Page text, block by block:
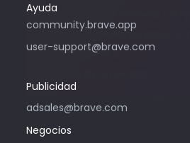
Ayuda
community.brave.app
user-support@brave.com
Publicidad
adsales@brave.com
electrónico si le interesa
publicidad mediante Brave. Si
ayuda, ingrese a
Negocios